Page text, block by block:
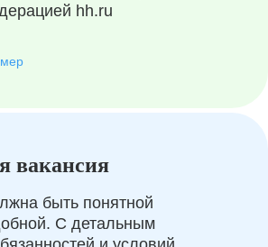
hh.ru
вакансия
быть понятной
С детальным